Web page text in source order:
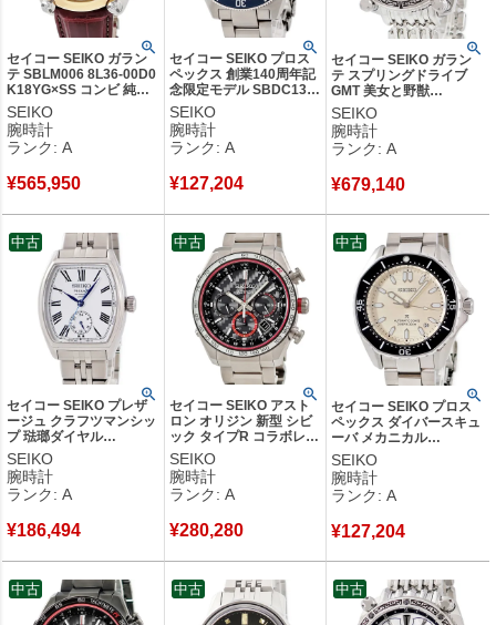
セイコー SEIKO ガラン
テ SBLM006 8L36-00D0
K18YG×SS コンビ 純正
ダイヤ GMT デイト バー
ガンディ 限定 メンズ 腕
時計自動巻き レッド
【中古】中古美品
SEIKO
腕時計
ランク: A
¥565,950
セイコー SEIKO プロス
ペックス 創業140周年記
念限定モデル SBDC139
6R35-01R0 逆回転防止
ベゼル メンズ 腕時計自
動巻き シルバー 【中
古】中古美品
SEIKO
腕時計
ランク: A
¥127,204
セイコー SEIKO ガラン
テ スプリングドライブ
GMT 美女と野獣
SBLA061 5R66-0AV0 ス
プリングドライブ 限定 メ
ンズ 腕時計自動巻き ホワ
イト 【中古】中古美品
SEIKO
腕時計
ランク: A
¥679,140
セイコー SEIKO プレザ
ージュ クラフツマンシッ
プ 琺瑯ダイヤル
SART013 6R5H-00F0 ロ
ーマン 青針 メンズ 腕時
計自動巻き ホワイト
【中古】中古美品
SEIKO
腕時計
ランク: A
¥186,494
中古
セイコー SEIKO アスト
ロン オリジン 新型 シビ
ック タイプR コラボレー
ション SBXY045 8B92-
0BD0 限定 メンズ 腕時計
クオーツ ブラック 【中
古】中古美品
SEIKO
腕時計
ランク: A
¥280,280
中古
セイコー SEIKO プロス
ペックス ダイバースキュ
ーバ メカニカル
SBDC201 6R55-00J0 パ
ールベージュ メンズ 腕時
計自動巻き ベージュ 【中
古】中古美品
SEIKO
腕時計
ランク: A
¥127,204
中古
中古 中古 中古